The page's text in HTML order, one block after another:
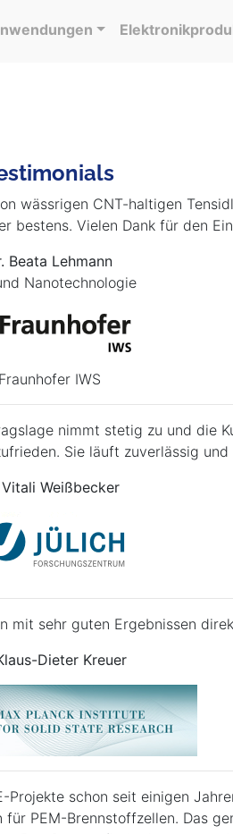
wässrigen CNT-haltigen
bestens. Vielen Dank für den
Beata Lehmann
Nanotechnologie
Fraunhofer IWS
nimmt stetig zu und die
Sie läuft zuverlässig
Vitali Weißbecker
mit sehr guten Ergebnissen
Dieter Kreuer
schon seit einigen
PEM-Brennstoffzellen. Das